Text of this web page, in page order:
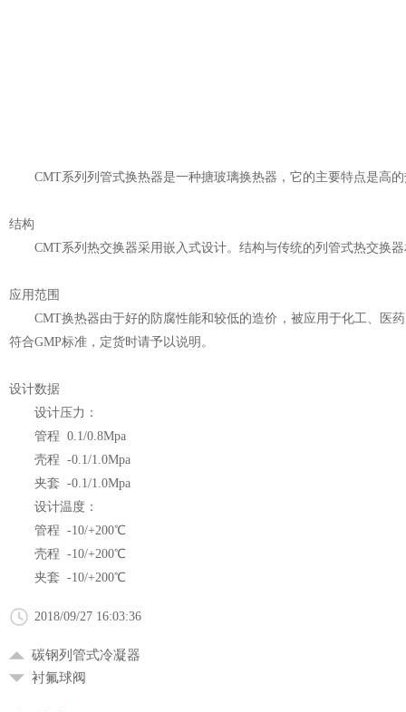
CMT系列列管式换热器是一种搪玻璃换热器，它的主要特点是高的热
结构
CMT系列热交换器采用嵌入式设计。结构与传统的列管式热交换器
应用范围
CMT换热器由于好的防腐性能和较低的造价，被应用于化工、医药、农药
符合GMP标准，定货时请予以说明。
设计数据
设计压力：
管程 0.1/0.8Mpa
壳程 -0.1/1.0Mpa
夹套 -0.1/1.0Mpa
设计温度：
管程 -10/+200℃
壳程 -10/+200℃
夹套 -10/+200℃
2018/09/27 16:03:36
碳钢列管式冷凝器
衬氟球阀